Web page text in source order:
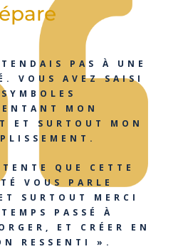
PAS À UNE
VOUS AVEZ SAISI
MON
ET SURTOUT MON
QUE CETTE
VOUS PARLE
SURTOUT MERCI
PASSÉ À
ET CRÉER EN
RESSENTI ».